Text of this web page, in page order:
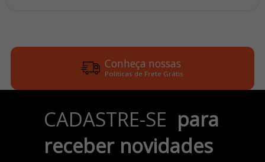
Conheça nossas
Politicas de Frete Grátis
no Cartão de Crédito
Pix e Boleto
CADASTRE-SE para
receber novidades